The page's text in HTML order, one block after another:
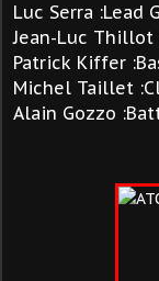
Luc Serra :Lead
Jean-Luc Thillot
Patrick Kiffer
Michel Taillet
Alain Gozzo